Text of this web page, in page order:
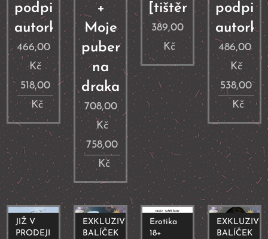
podpisem
autorky
466,00
Kč
518,00
Kč
+
Moje
puberta
na
draka
708,00
Kč
758,00
Kč
[tištěná]
389,00
Kč
autorky
486,00
Kč
538,00
Kč
JIŽ V
PRODEJI
EXKLUZIVNÍ
BALÍČEK
Erotika
18+
EXKLUZIVNÍ
BALÍČEK